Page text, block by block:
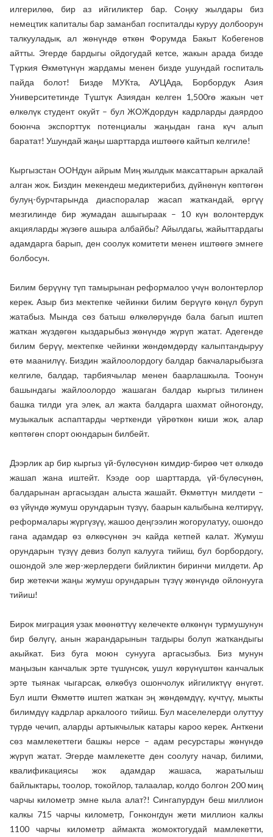
илгерилөө, бир аз ийгиликтер бар. Соңку жылдары биз
немецтик капиталы бар заманбап госпиталды куруу долбоорун
талкууладык, ал жөнүндө өткөн Форумда Бакыт Кобегенов
айтты. Эгерде бардыгы ойдогудай кетсе, жакын арада бизде
Түркия Өкмөтүнүн жардамы менен бизде ушундай госпиталь
пайда болот! Бизде МУКта, АУЦАда, Борбордук Азия
Университетинде Түштүк Азиядан келген 1,500гө жакын чет
өлкөлүк студент окуйт – бул ЖОЖдордун кадрларды даярдоо
боюнча экспорттук потенциалы жаңыдан гана күч алып
баратат! Ушундай жаңы шарттарда иштөөгө кайтып келгиле!
Кыргызстан ООНдун айрым Миң жылдык максаттарын аркалай
алган жок. Биздин мекендеш медиктерибиз, дүйнөнүн көптөгөн
булуң-бурчтарында диаспоралар жасап жаткандай, өргүү
мезгилинде бир жумадан ашыгыраак – 10 күн волонтердук
акцияларды жүзөгө ашыра албайбы? Айылдагы, жайыттардагы
адамдарга барып, ден соолук комитети менен иштөөгө эмнеге
болбосун.
Билим берүүнү түп тамырынан реформалоо үчүн волонтерлор
керек. Азыр биз мектепке чейинки билим берүүгө көңүл буруп
жатабыз. Мында сөз батыш өлкөлөрүндө бала багып иштеп
жаткан жүздөгөн кыздарыбыз жөнүндө жүрүп жатат. Адегенде
билим берүү, мектепке чейинки жөндөмдөрдү калыптандыруу
өтө маанилүү. Биздин жайлоолордогу балдар бакчаларыбызга
келгиле, балдар, тарбиячылар менен баарлашкыла. Тоонун
башындагы жайлоолордо жашаган балдар кыргыз тилинен
башка тилди уга элек, ал жакта балдарга шахмат ойногонду,
музыкалык аспаптарды черткенди үйрөткөн киши жок, алар
көптөгөн спорт оюндарын билбейт.
Дээрлик ар бир кыргыз үй-бүлөсүнөн кимдир-бирөө чет өлкөдө
жашап жана иштейт. Кээде оор шарттарда, үй-бүлөсүнөн,
балдарынан аргасыздан алыста жашайт. Өкмөттүн милдети –
өз үйүндө жумуш орундарын түзүү, баарын калыбына келтирүү,
реформалары жүргүзүү, жашоо деңгээлин жогорулатуу, ошондо
гана адамдар өз өлкөсүнөн эч кайда кетпей калат. Жумуш
орундарын түзүү девиз болуп калууга тийиш, бул борбордогу,
ошондой эле жер-жерлердеги бийликтин биринчи милдети. Ар
бир жетекчи жаңы жумуш орундарын түзүү жөнүндө ойлонууга
тийиш!
Бирок миграция узак мөөнөттүү келечекте өлкөнүн турмушунун
бир бөлүгү, анын жарандарынын тагдыры болуп жаткандыгы
акыйкат. Биз буга моюн сунууга аргасызбыз. Биз мунун
маңызын канчалык эрте түшүнсөк, ушул көрүнүштөн канчалык
эрте тыянак чыгарсак, өлкөбүз ошончолук ийгиликтүү өнүгөт.
Бул ишти Өкмөттө иштеп жаткан эң жөндөмдүү, күчтүү, мыкты
билимдүү кадрлар аркалоого тийиш. Бул маселелерди олуттуу
түрдө чечип, аларды артыкчылык катары кароо керек. Анткени
сөз мамлекеттеги башкы нерсе – адам ресурстары жөнүндө
жүрүп жатат. Эгерде мамлекетте ден соолугу начар, билими,
квалификациясы жок адамдар жашаса, жаратылыш
байлыктары, тоолор, токойлор, талаалар, колдо болгон 200 миң
чарчы километр эмне кыла алат?! Сингапурдун беш миллион
калкы 715 чарчы километр, Гонконгдун жети миллион калкы
1100 чарчы километр аймакта жомоктогудай мамлекетти,